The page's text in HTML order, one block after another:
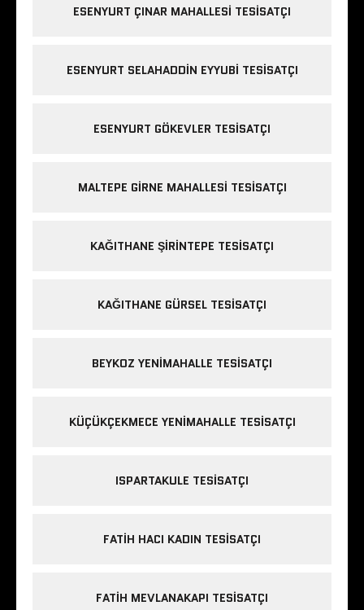
ESENYURT ÇINAR MAHALLESI TESISATÇI
ESENYURT SELAHADDIN EYYUBI TESISATÇI
ESENYURT GÖKEVLER TESISATÇI
MALTEPE GIRNE MAHALLESI TESISATÇI
KAĞITHANE ŞIRINTEPE TESISATÇI
KAĞITHANE GÜRSEL TESISATÇI
BEYKOZ YENIMAHALLE TESISATÇI
KÜÇÜKÇEKMECE YENIMAHALLE TESISATÇI
ISPARTAKULE TESISATÇI
FATIH HACI KADIN TESISATÇI
FATIH MEVLANAKAPI TESISATÇI